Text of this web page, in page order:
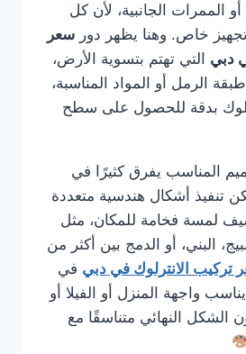
الممرات الجانبية، لأن كل
خاص. وهنا يظهر دور سعر
دبي التي تهتم بتسوية الأرض،
الرمل أو المواد المناسبة،
بدقة للحصول على سطح
المناسب يفرق كثيرًا في
تنفيذ أشكال هندسية متعددة
لمسة فخامة للمكان، مثل
البني، أو الدمج بين أكثر من
تركيب الانترلوك في دبي في
واجهة المنزل أو الفيلا أو
الشكل النهائي متناسقًا مع